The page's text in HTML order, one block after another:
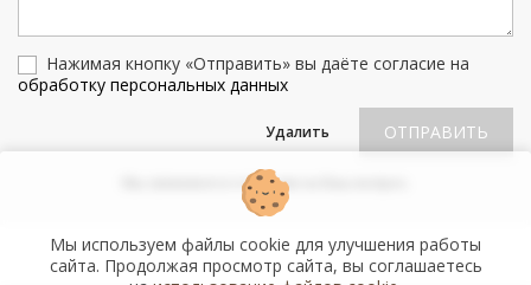
Нажимая кнопку «Отправить» вы даёте согласие на
обработку персональных данных
Удалить ОТПРАВИТЬ
Мы свяжемся и ответим на Ваш вопрос.
Мы используем файлы cookie для улучшения работы
сайта. Продолжая просмотр сайта, вы соглашаетесь